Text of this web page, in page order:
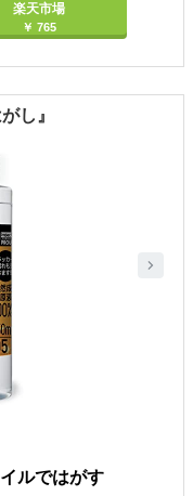
楽天市場
￥ 765
し』
ルではがす